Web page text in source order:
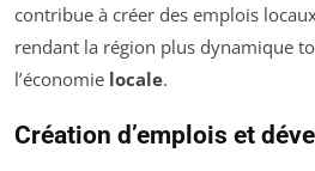
contribue à créer des emplois
rendant la région plus dynamique
l’économie locale.
Création d’emplois et